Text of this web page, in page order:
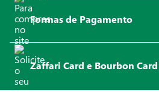
Formas de Pagamento
Zaffari Card e Bourbon Card